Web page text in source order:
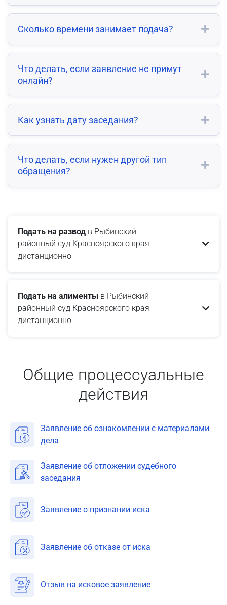
Сколько времени занимает подача?
Что делать, если заявление не примут
онлайн?
Как узнать дату заседания?
Что делать, если нужен другой тип
обращения?
Подать на развод в Рыбинский
районный суд Красноярского края
дистанционно
Подать на алименты в Рыбинский
районный суд Красноярского края
дистанционно
Общие процессуальные
действия
Заявление об ознакомлении с материалами
дела
Заявление об отложении судебного
заседания
Заявление о признании иска
Заявление об отказе от иска
Отзыв на исковое заявление